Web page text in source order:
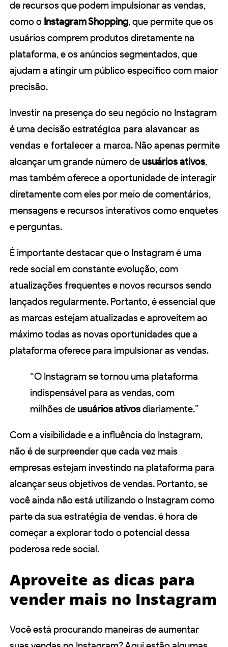
de recursos que podem impulsionar as vendas,
como o Instagram Shopping, que permite que os
usuários comprem produtos diretamente na
plataforma, e os anúncios segmentados, que
ajudam a atingir um público específico com maior
precisão.
Investir na presença do seu negócio no Instagram
é uma decisão estratégica para alavancar as
vendas e fortalecer a marca. Não apenas permite
alcançar um grande número de usuários ativos,
mas também oferece a oportunidade de interagir
diretamente com eles por meio de comentários,
mensagens e recursos interativos como enquetes
e perguntas.
É importante destacar que o Instagram é uma
rede social em constante evolução, com
atualizações frequentes e novos recursos sendo
lançados regularmente. Portanto, é essencial que
as marcas estejam atualizadas e aproveitem ao
máximo todas as novas oportunidades que a
plataforma oferece para impulsionar as vendas.
“O Instagram se tornou uma plataforma
indispensável para as vendas, com
milhões de usuários ativosdiariamente.”
Com a visibilidade e a influência do Instagram,
não é de surpreender que cada vez mais
empresas estejam investindo na plataforma para
alcançar seus objetivos de vendas. Portanto, se
você ainda não está utilizando o Instagram como
parte da sua estratégia de vendas, é hora de
começar a explorar todo o potencial dessa
poderosa rede social.
Aproveite as dicas para
vender mais no Instagram
Você está procurando maneiras de aumentar